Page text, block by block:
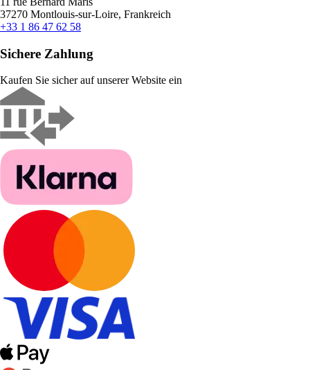
37270 Montlouis-sur-Loire, Frankreich
+33 1 86 47 62 58
Sichere Zahlung
Kaufen Sie sicher auf unserer Website ein